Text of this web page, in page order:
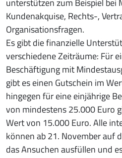
unterstützen zum Beispiel bei
Kundenakquise, Rechts-,
Organisationsfragen.
Es gibt die finanzielle
verschiedene Zeiträume: Für
Beschäftigung mit
gibt es einen Gutschein im
hingegen für eine einjährige
von mindestens 25.000 Euro
Wert von 15.000 Euro. Alle
können ab 21. November auf
das Ansuchen ausfüllen und